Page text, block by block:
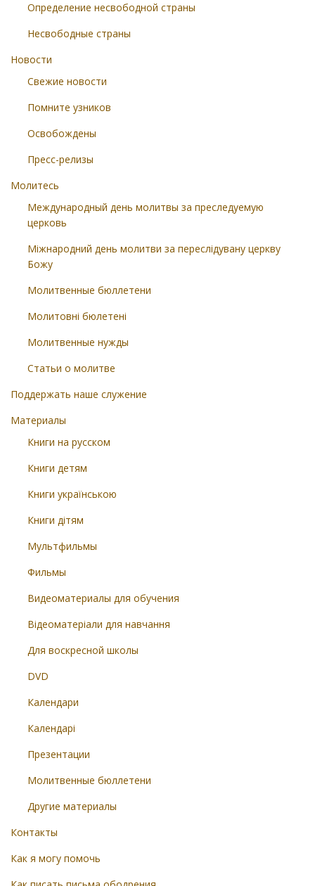
Определение несвободной страны
Несвободные страны
Новости
Свежие новости
Помните узников
Освобождены
Пресс-релизы
Молитесь
Международный день молитвы за преследуемую
церковь
Міжнародний день молитви за переслідувану церкву
Божу
Молитвенные бюллетени
Молитовні бюлетені
Молитвенные нужды
Статьи о молитве
Поддержать наше служение
Материалы
Книги на русском
Книги детям
Книги українською
Книги дітям
Мультфильмы
Фильмы
Видеоматериалы для обучения
Відеоматеріали для навчання
Для воскресной школы
DVD
Календари
Календарі
Презентации
Молитвенные бюллетени
Другие материалы
Контакты
Как я могу помочь